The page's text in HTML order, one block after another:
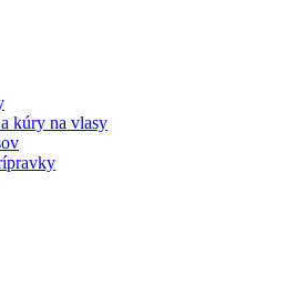
kúry na vlasy